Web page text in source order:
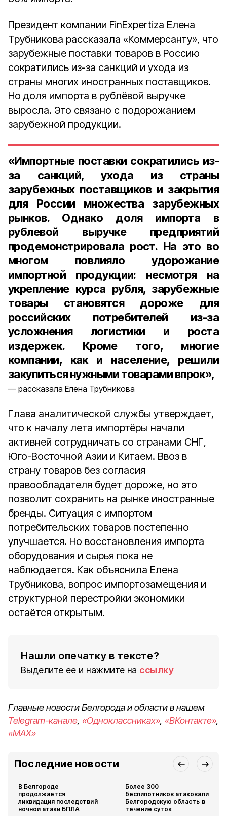
Президент компании FinExpertiza Елена
Трубникова рассказала «Коммерсанту», что
зарубежные поставки товаров в Россию
сократились из-за санкций и ухода из
страны многих иностранных поставщиков.
Но доля импорта в рублёвой выручке
выросла. Это связано с подорожанием
зарубежной продукции.
«Импортные поставки сократились из-
за санкций, ухода из страны
зарубежных поставщиков и закрытия
для России множества зарубежных
рынков. Однако доля импорта в
рублевой выручке предприятий
продемонстрировала рост. На это во
многом повлияло удорожание
импортной продукции: несмотря на
укрепление курса рубля, зарубежные
товары становятся дороже для
российских потребителей из-за
усложнения логистики и роста
издержек. Кроме того, многие
компании, как и население, решили
закупиться нужными товарами впрок»,
рассказала Елена Трубникова
Глава аналитической службы утверждает,
что к началу лета импортёры начали
активней сотрудничать со странами СНГ,
Юго-Восточной Азии и Китаем. Ввоз в
страну товаров без согласия
правообладателя будет дороже, но это
позволит сохранить на рынке иностранные
бренды. Ситуация с импортом
потребительских товаров постепенно
улучшается. Но восстановления импорта
оборудования и сырья пока не
наблюдается. Как объяснила Елена
Трубникова, вопрос импортозамещения и
структурной перестройки экономики
остаётся открытым.
Нашли опечатку в тексте?
Выделите ее и нажмите на ссылку
Главные новости Белгорода и области в нашем
Telegram-канале, «Одноклассниках», «ВКонтакте»,
«MAX»
Последние новости
В Белгороде
продолжается
ликвидация последствий
ночной атаки БПЛА
Более 300
беспилотников атаковали
Белгородскую область в
течение суток